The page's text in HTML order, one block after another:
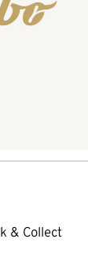
& Collect